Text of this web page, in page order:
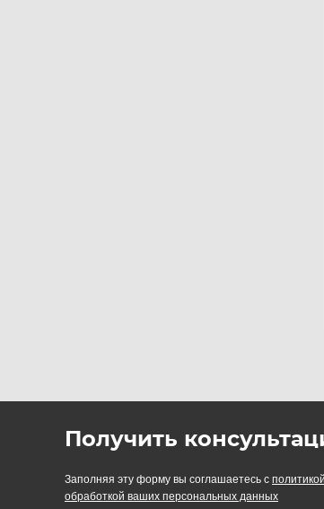
Получить
Заполняя эту форму вы соглашаетесь с
обработкой ваших персональных данных